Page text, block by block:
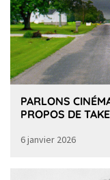
PARLONS
PROPOS DE
6 janvier 2026